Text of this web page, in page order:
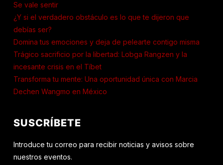
Se vale sentir
¿Y si el verdadero obstáculo es lo que te dijeron que
debías ser?
Domina tus emociones y deja de pelearte contigo misma
Trágico sacrificio por la libertad: Lobga Rangzen y la
incesante crisis en el Tíbet
Transforma tu mente: Una oportunidad única con Marcia
Dechen Wangmo en México
SUSCRÍBETE
Introduce tu correo para recibir noticias y avisos sobre
nuestros eventos.